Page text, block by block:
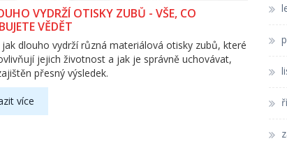
VYDRŽÍ OTISKY ZUBŮ - VŠE, CO
VĚDĚT
dlouho vydrží různá materiálová otisky zubů, které
jejich životnost a jak je správně uchovávat,
přesný výsledek.
více